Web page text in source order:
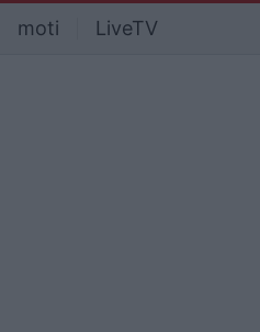
moti LiveTV